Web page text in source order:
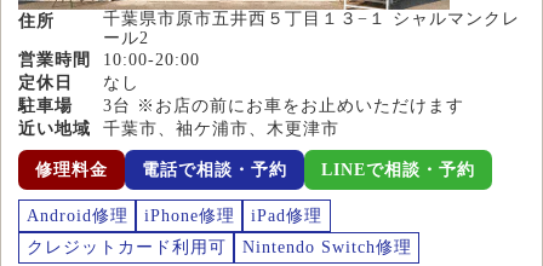
住所
千葉県市原市五井西５丁目１３−１ シャルマンクレ
ール2
営業時間
10:00-20:00
定休日
なし
駐車場
3台 ※お店の前にお車をお止めいただけます
近い地域
千葉市、袖ケ浦市、木更津市
修理料金 電話で相談・予約 LINEで相談・予約
Android修理 iPhone修理
iPad修理
クレジットカード利用可
Nintendo Switch修理